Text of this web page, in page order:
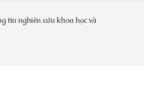
tin nghiên cứu khoa học và